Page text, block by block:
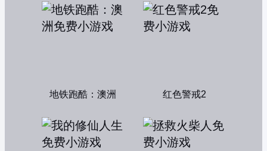
地铁跑酷：澳洲 红色警戒2